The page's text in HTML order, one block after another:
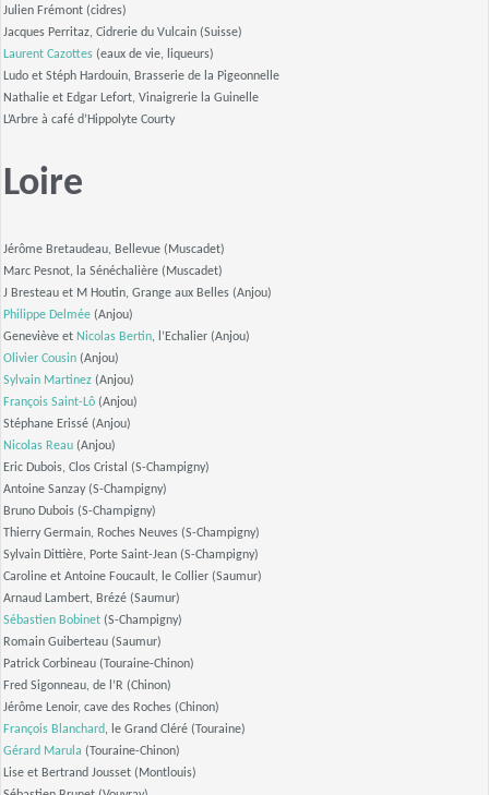
Julien Frémont (cidres)
Jacques Perritaz, Cidrerie du Vulcain (Suisse)
Laurent Cazottes (eaux de vie, liqueurs)
Ludo et Stéph Hardouin, Brasserie de la Pigeonnelle
Nathalie et Edgar Lefort, Vinaigrerie la Guinelle
L’Arbre à café d’Hippolyte Courty
Loire
Jérôme Bretaudeau, Bellevue (Muscadet)
Marc Pesnot, la Sénéchalière (Muscadet)
J Bresteau et M Houtin, Grange aux Belles (Anjou)
Philippe Delmée (Anjou)
Geneviève et Nicolas Bertin, l’Echalier (Anjou)
Olivier Cousin (Anjou)
Sylvain Martinez (Anjou)
François Saint-Lô (Anjou)
Stéphane Erissé (Anjou)
Nicolas Reau (Anjou)
Eric Dubois, Clos Cristal (S-Champigny)
Antoine Sanzay (S-Champigny)
Bruno Dubois (S-Champigny)
Thierry Germain, Roches Neuves (S-Champigny)
Sylvain Dittière, Porte Saint-Jean (S-Champigny)
Caroline et Antoine Foucault, le Collier (Saumur)
Arnaud Lambert, Brézé (Saumur)
Sébastien Bobinet (S-Champigny)
Romain Guiberteau (Saumur)
Patrick Corbineau (Touraine-Chinon)
Fred Sigonneau, de l’R (Chinon)
Jérôme Lenoir, cave des Roches (Chinon)
François Blanchard, le Grand Cléré (Touraine)
Gérard Marula (Touraine-Chinon)
Lise et Bertrand Jousset (Montlouis)